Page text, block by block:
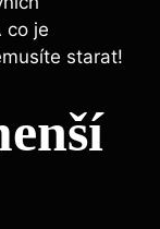
co je
starat!